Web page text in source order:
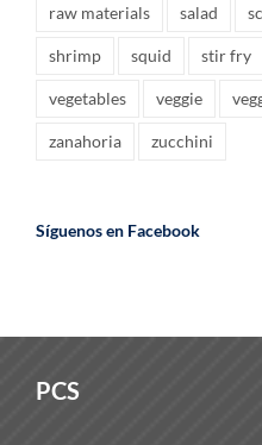
raw materials salad
shrimp squid stir fry
vegetables veggie
zanahoria zucchini
Síguenos en Facebook
PCS